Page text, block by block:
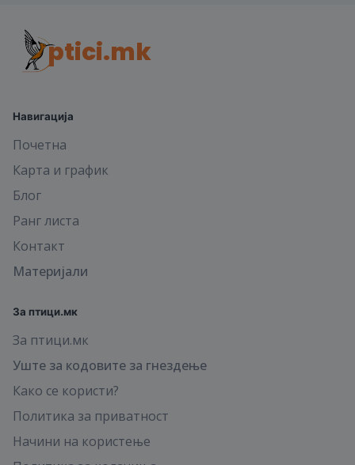
ptici.mk
Навигација
Почетна
Карта и график
Блог
Ранг листа
Контакт
Материјали
За птици.мк
За птици.мк
Уште за кодовите за гнездење
Како се користи?
Политика за приватност
Начини на користење